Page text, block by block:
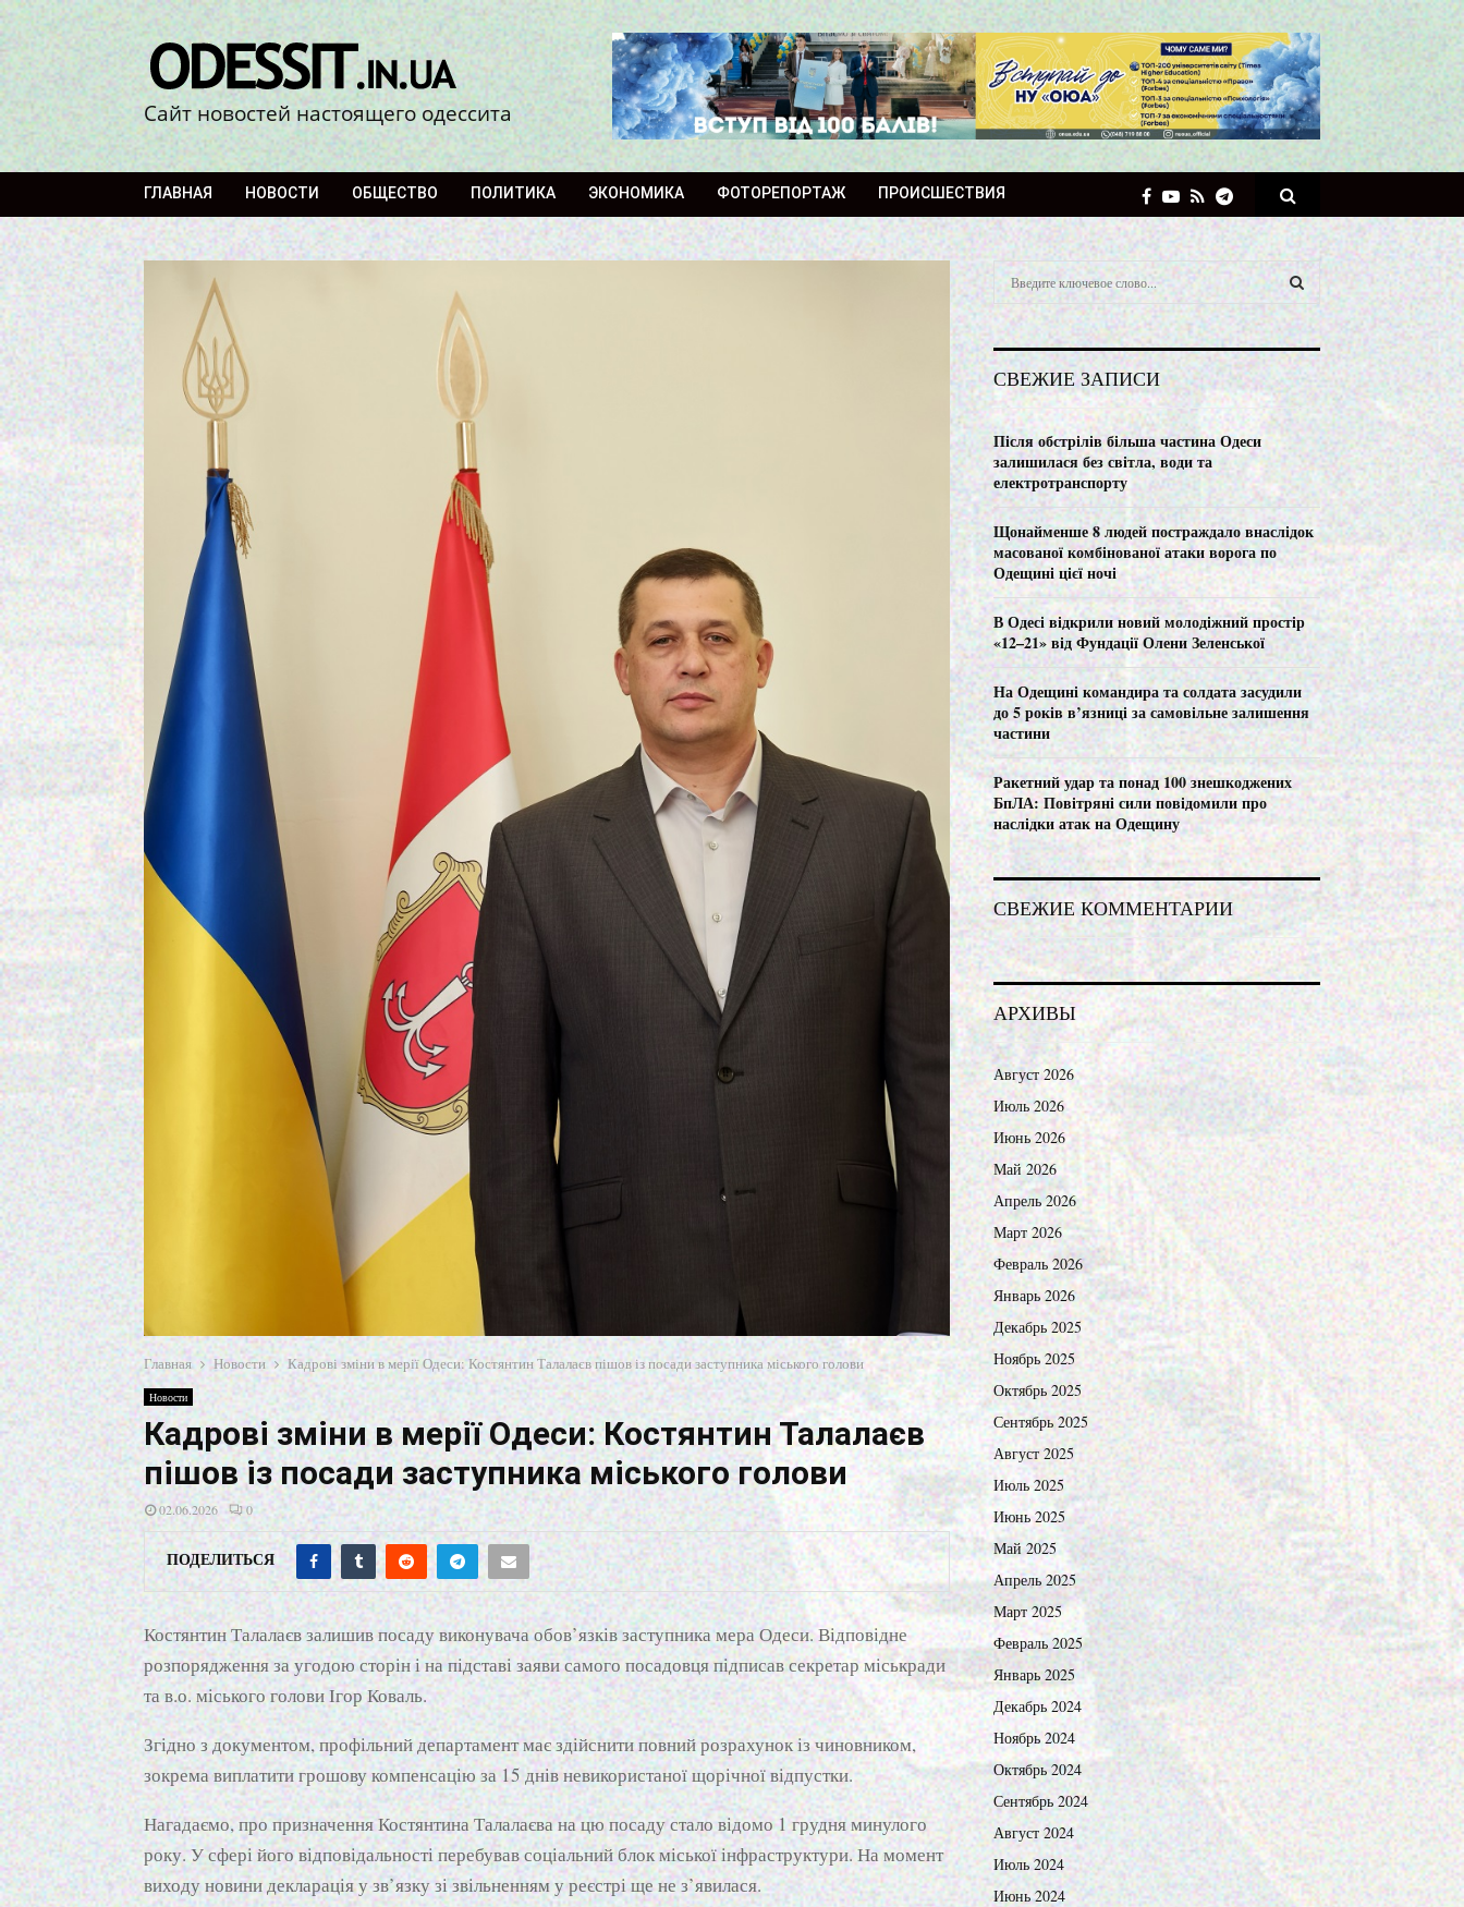
Сайт новостей настоящего одессита
ГЛАВНАЯ НОВОСТИ ОБЩЕСТВО ПОЛИТИКА ЭКОНОМИКА ФОТОРЕПОРТАЖ ПРОИСШЕСТВИЯ
Главная Новости Кадрові зміни в мерії Одеси: Костянтин Талалаєв пішов із посади заступника міського голови
Новости
Кадрові зміни в мерії Одеси: Костянтин Талалаєв
пішов із посади заступника міського голови
02.06.2026 0
ПОДЕЛИТЬСЯ
Костянтин Талалаєв залишив посаду виконувача обов’язків заступника мера Одеси. Відповідне
розпорядження за угодою сторін і на підставі заяви самого посадовця підписав секретар міськради
та в.о. міського голови Ігор Коваль.
Згідно з документом, профільний департамент має здійснити повний розрахунок із чиновником,
зокрема виплатити грошову компенсацію за 15 днів невикористаної щорічної відпустки.
Нагадаємо, про призначення Костянтина Талалаєва на цю посаду стало відомо 1 грудня минулого
року. У сфері його відповідальності перебував соціальний блок міської інфраструктури. На момент
виходу новини декларація у зв’язку зі звільненням у реєстрі ще не з’явилася.
S
e
a
r
c
h
f
o
r
:
S
E
A
R
C
H
СВЕЖИЕ ЗАПИСИ
Після обстрілів більша частина Одеси
залишилася без світла, води та
електротранспорту
Щонайменше 8 людей постраждало внаслідок
масованої комбінованої атаки ворога по
Одещині цієї ночі
В Одесі відкрили новий молодіжний простір
«12–21» від Фундації Олени Зеленської
На Одещині командира та солдата засудили
до 5 років в’язниці за самовільне залишення
частини
Ракетний удар та понад 100 знешкоджених
БпЛА: Повітряні сили повідомили про
наслідки атак на Одещину
СВЕЖИЕ КОММЕНТАРИИ
АРХИВЫ
Август 2026
Июль 2026
Июнь 2026
Май 2026
Апрель 2026
Март 2026
Февраль 2026
Январь 2026
Декабрь 2025
Ноябрь 2025
Октябрь 2025
Сентябрь 2025
Август 2025
Июль 2025
Июнь 2025
Май 2025
Апрель 2025
Март 2025
Февраль 2025
Январь 2025
Декабрь 2024
Ноябрь 2024
Октябрь 2024
Сентябрь 2024
Август 2024
Июль 2024
Июнь 2024